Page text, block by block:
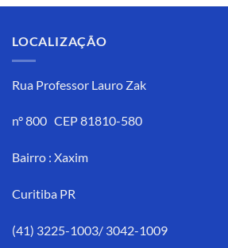
LOCALIZAÇÃO
Rua Professor Lauro Zak
n° 800 CEP 81810-580
Bairro : Xaxim
Curitiba PR
(41) 3225-1003/ 3042-1009